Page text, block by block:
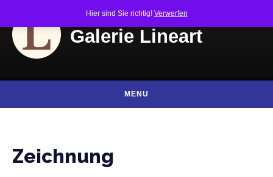
Hier sind Sie richtig! Verwerfen
Galerie Lineart
MENU
Zeichnung